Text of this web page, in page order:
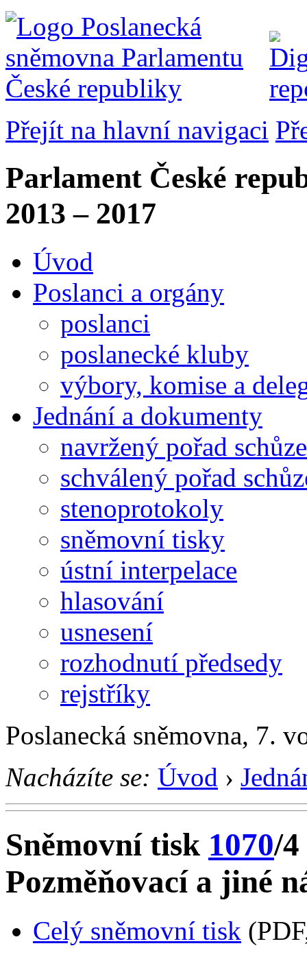
Přejít na hlavní navigaci
Parlament České
2013 – 2017
Úvod
Poslanci a orgány
poslanci
poslanecké kluby
výbory, komise a
Jednání a dokumenty
navržený pořad schůze
schválený pořad
stenoprotokoly
sněmovní tisky
ústní interpelace
hlasování
usnesení
rozhodnutí předsedy
rejstříky
Poslanecká sněmovna, 7.
Nacházíte se: Úvod ›
Sněmovní tisk 1070/4
Pozměňovací a jiné
Celý sněmovní tisk